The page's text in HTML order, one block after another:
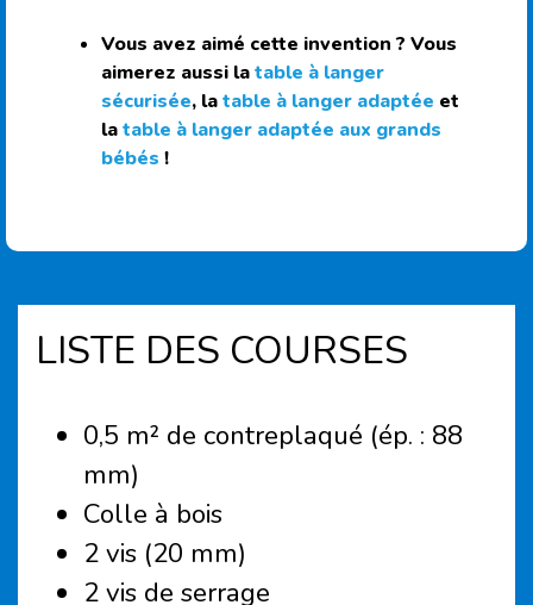
Vous avez aimé cette invention ? Vous
aimerez aussi latable à langer
sécurisée, latable à langer adaptée et
latable à langer adaptée aux grands
bébés !
LISTE DES COURSES
0,5 m² de contreplaqué (ép. : 88
mm)
Colle à bois
2 vis (20 mm)
2 vis de serrage